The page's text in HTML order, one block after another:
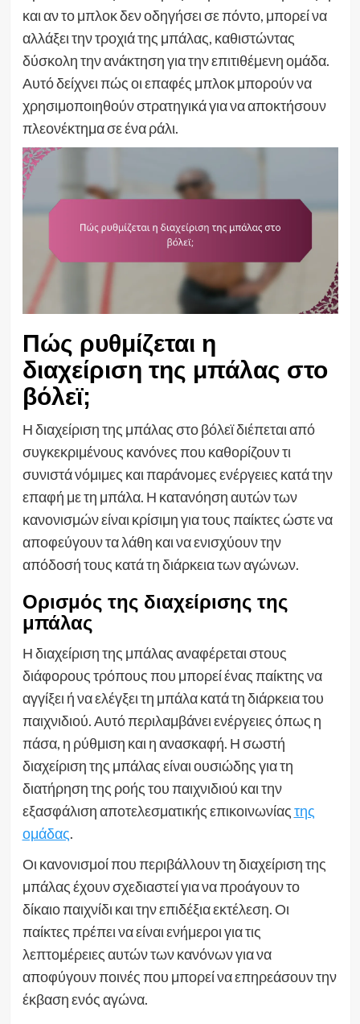
και αν το μπλοκ δεν οδηγήσει σε πόντο, μπορεί να
αλλάξει την τροχιά της μπάλας, καθιστώντας
δύσκολη την ανάκτηση για την επιτιθέμενη ομάδα.
Αυτό δείχνει πώς οι επαφές μπλοκ μπορούν να
χρησιμοποιηθούν στρατηγικά για να αποκτήσουν
πλεονέκτημα σε ένα ράλι.
Πώς ρυθμίζεται η
διαχείριση της μπάλας στο
βόλεϊ;
Η διαχείριση της μπάλας στο βόλεϊ διέπεται από
συγκεκριμένους κανόνες που καθορίζουν τι
συνιστά νόμιμες και παράνομες ενέργειες κατά την
επαφή με τη μπάλα. Η κατανόηση αυτών των
κανονισμών είναι κρίσιμη για τους παίκτες ώστε να
αποφεύγουν τα λάθη και να ενισχύουν την
απόδοσή τους κατά τη διάρκεια των αγώνων.
Ορισμός της διαχείρισης της
μπάλας
Η διαχείριση της μπάλας αναφέρεται στους
διάφορους τρόπους που μπορεί ένας παίκτης να
αγγίξει ή να ελέγξει τη μπάλα κατά τη διάρκεια του
παιχνιδιού. Αυτό περιλαμβάνει ενέργειες όπως η
πάσα, η ρύθμιση και η ανασκαφή. Η σωστή
διαχείριση της μπάλας είναι ουσιώδης για τη
διατήρηση της ροής του παιχνιδιού και την
εξασφάλιση αποτελεσματικής επικοινωνίαςτης
ομάδας.
Οι κανονισμοί που περιβάλλουν τη διαχείριση της
μπάλας έχουν σχεδιαστεί για να προάγουν το
δίκαιο παιχνίδι και την επιδέξια εκτέλεση. Οι
παίκτες πρέπει να είναι ενήμεροι για τις
λεπτομέρειες αυτών των κανόνων για να
αποφύγουν ποινές που μπορεί να επηρεάσουν την
έκβαση ενός αγώνα.